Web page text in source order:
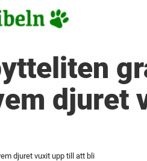
djuret
djuret vuxit upp till att bli